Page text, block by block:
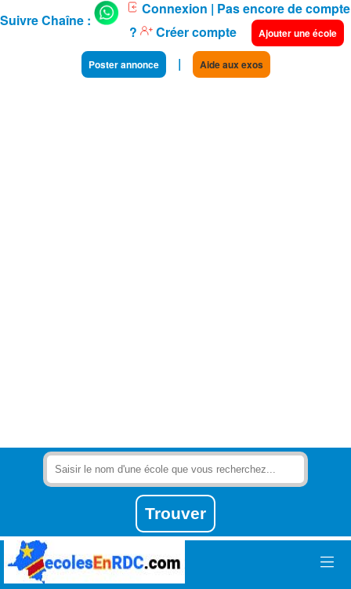
Suivre Chaîne :
Connexion | Pas encore de compte
?
Créer compte Ajouter une école
Poster annonce | Aide aux exos